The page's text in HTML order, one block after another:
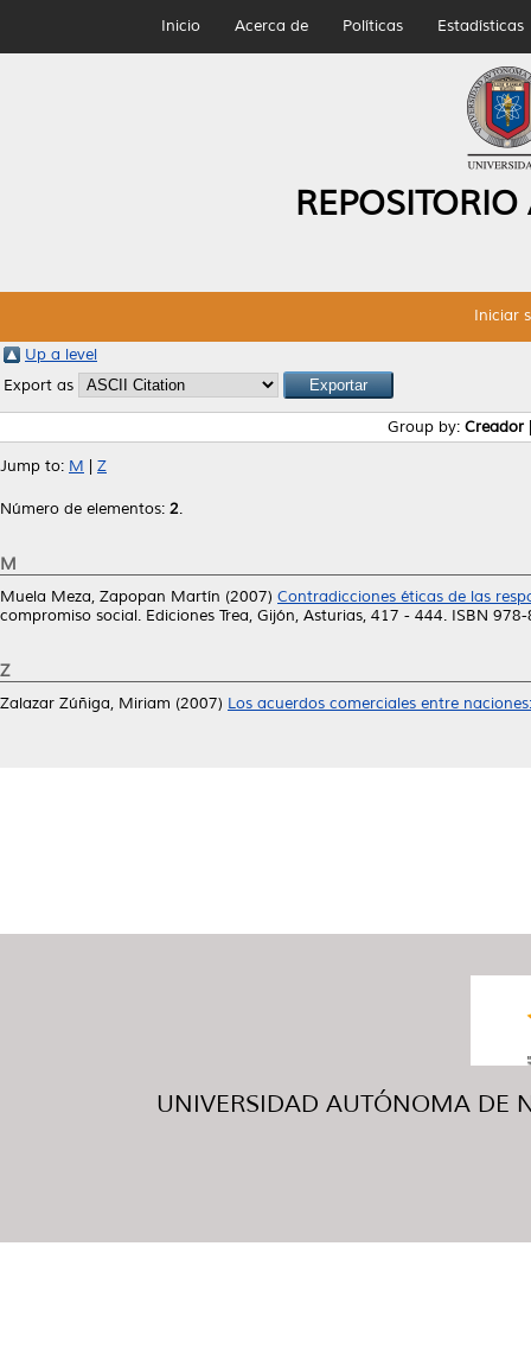
Inicio Acerca de Políticas Estadísticas
Iniciar
Up a level
Export as
Group by: Creador
Jump to: M Z
Número de elementos: 2.
M
Muela Meza, Zapopan Martín (2007) Contradicciones éticas de las
compromiso social. Ediciones Trea, Gijón, Asturias, 417 - 444. ISBN
Z
Zalazar Zúñiga, Miriam (2007) Los acuerdos comerciales entre
UNIVERSIDAD AUTÓNOMA DE